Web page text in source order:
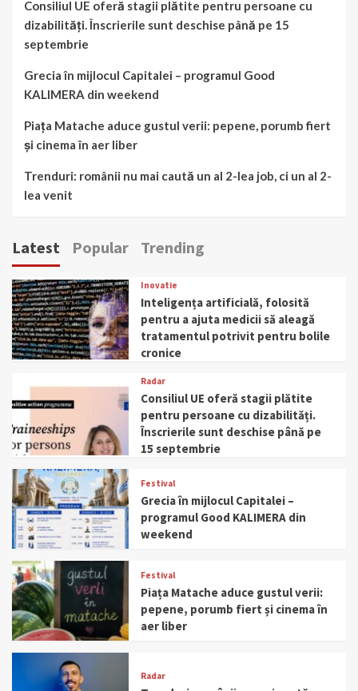
Consiliul UE oferă stagii plătite pentru persoane cu
dizabilități. Înscrierile sunt deschise până pe 15
septembrie
Grecia în mijlocul Capitalei – programul Good
KALIMERA din weekend
Piața Matache aduce gustul verii: pepene, porumb fiert
și cinema în aer liber
Trenduri: românii nu mai caută un al 2-lea job, ci un al 2-
lea venit
Latest Popular Trending
Inovatie
Inteligența artificială, folosită
pentru a ajuta medicii să aleagă
tratamentul potrivit pentru bolile
cronice
Radar
Consiliul UE oferă stagii plătite
pentru persoane cu dizabilități.
Înscrierile sunt deschise până pe
15 septembrie
Festival
Grecia în mijlocul Capitalei –
programul Good KALIMERA din
weekend
Festival
Piața Matache aduce gustul verii:
pepene, porumb fiert și cinema în
aer liber
Radar